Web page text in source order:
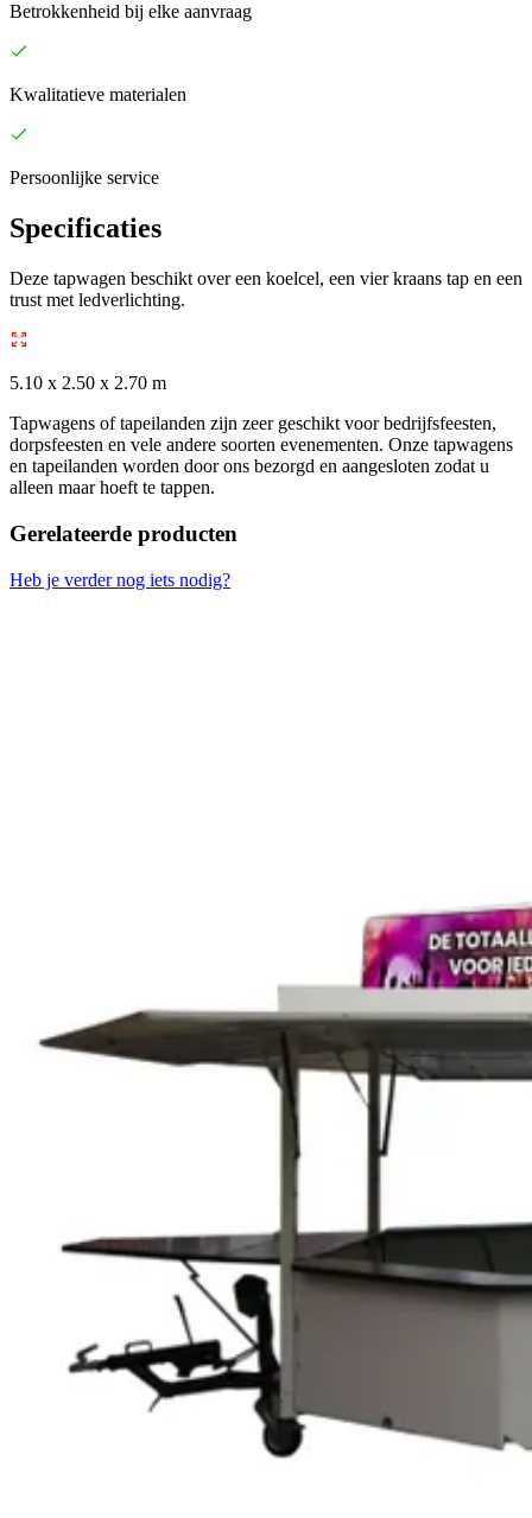
Betrokkenheid bij elke aanvraag
Kwalitatieve materialen
Persoonlijke service
Specificaties
Deze tapwagen beschikt over een koelcel, een vier kraans tap en een
trust met ledverlichting.
5.10 x 2.50 x 2.70 m
Tapwagens of tapeilanden zijn zeer geschikt voor bedrijfsfeesten,
dorpsfeesten en vele andere soorten evenementen. Onze tapwagens
en tapeilanden worden door ons bezorgd en aangesloten zodat u
alleen maar hoeft te tappen.
Gerelateerde producten
Heb je verder nog iets nodig?